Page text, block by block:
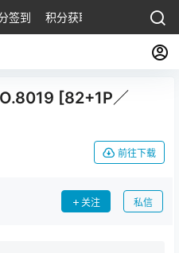
签到 积分获取
[82+1P／
前往下载
关注 私信